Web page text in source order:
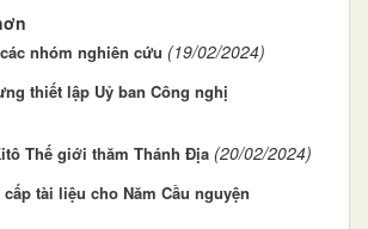
nhóm nghiên cứu (19/02/2024)
thiết lập Uỷ ban Công nghị
Thế giới thăm Thánh Địa (20/02/2024)
tài liệu cho Năm Cầu nguyện